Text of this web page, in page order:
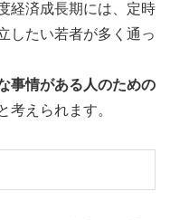
経済成長期には、定時
したい若者が多く通っ
事情がある人のための
考えられます。